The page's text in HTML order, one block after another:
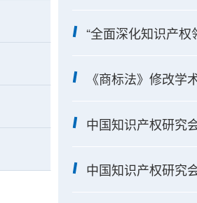
“全面深化知识产
《商标法》修改学
中国知识产权研究
中国知识产权研究